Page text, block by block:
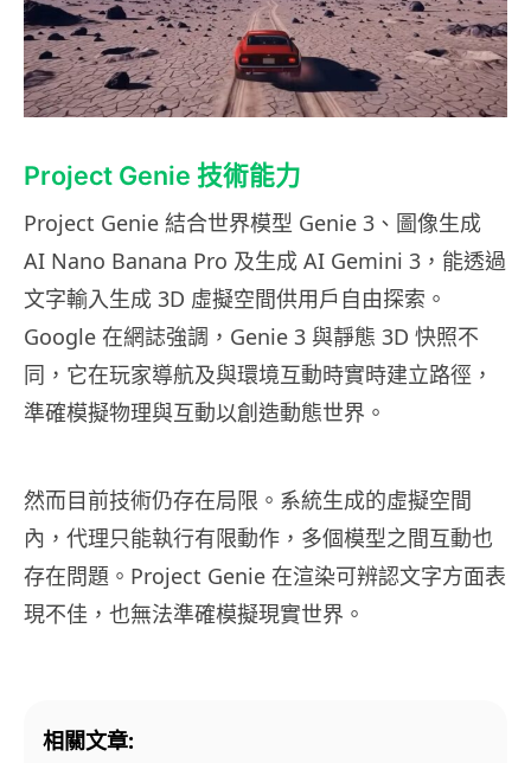
Project Genie 技術能力
Project Genie 結合世界模型 Genie 3、圖像生成
AI Nano Banana Pro 及生成 AI Gemini 3，能透過
文字輸入生成 3D 虛擬空間供用戶自由探索。
Google 在網誌強調，Genie 3 與靜態 3D 快照不
同，它在玩家導航及與環境互動時實時建立路徑，
準確模擬物理與互動以創造動態世界。
然而目前技術仍存在局限。系統生成的虛擬空間
內，代理只能執行有限動作，多個模型之間互動也
存在問題。Project Genie 在渲染可辨認文字方面表
現不佳，也無法準確模擬現實世界。
相關文章: